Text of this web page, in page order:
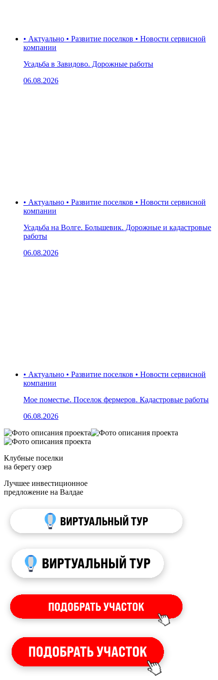
• Актуально • Развитие поселков • Новости сервисной
компании
Усадьба в Завидово. Дорожные работы
06.08.2026
• Актуально • Развитие поселков • Новости сервисной
компании
Усадьба на Волге. Большевик. Дорожные и кадастровые
работы
06.08.2026
• Актуально • Развитие поселков • Новости сервисной
компании
Мое поместье. Поселок фермеров. Кадастровые работы
06.08.2026
Клубные поселки
на берегу озер
Лучшее инвестиционное
предложение на Валдае